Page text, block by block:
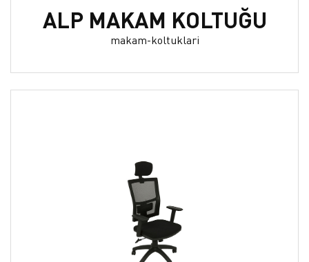
ALP MAKAM KOLTUĞU
makam-koltuklari